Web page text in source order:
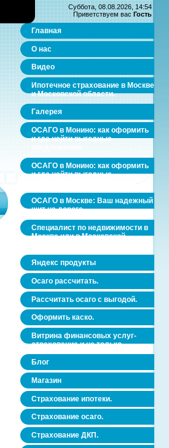
Суббота, 08.08.2026, 14:54
Приветствуем вас Гость
Главная
О нас
Видео
Ипотечное страхование в Москве
и Московской области.
Галерея
ОСАГО в Монино: как оформить
и где найти выгодные
ОСАГО в Монино: как оформить
и где найти выгодные
ОСАГО в Москве: Ваш надежный
щит на дороге
Специалист по недвижимости в
Москве или в Московской
Яндекс продукты
Осаго рассчитать.
Рассчитать осаго с выгодой.
Оформить каско.
Витрина финансовых услуг-
страхование и не только.
Блог
Магазин
Страхование ипотеки.
Страхование осаго.
Страхование ДКП.